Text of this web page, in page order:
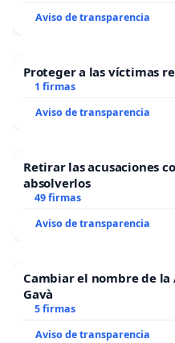
Aviso de transparencia
Proteger a las víctimas
1 firmas
Aviso de transparencia
Retirar las acusaciones
absolverlos
49 firmas
Aviso de transparencia
Cambiar el nombre de la
Gavà
5 firmas
Aviso de transparencia